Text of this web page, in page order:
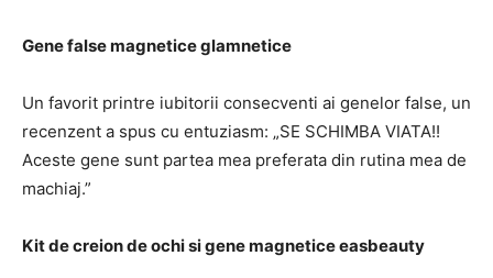
Gene false magnetice glamnetice
Un favorit printre iubitorii consecventi ai genelor false, un
recenzent a spus cu entuziasm: „SE SCHIMBA VIATA!!
Aceste gene sunt partea mea preferata din rutina mea de
machiaj.”
Kit de creion de ochi si gene magnetice easbeauty